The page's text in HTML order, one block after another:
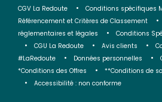
CGV La Redoute
Conditions spécifiques
Référencement et Critères de Classement
réglementaires et légales
Conditions
CGU La Redoute
Avis clients
#LaRedoute
Données personnelles
*Conditions des Offres
**Conditions de
Accessibilité : non conforme